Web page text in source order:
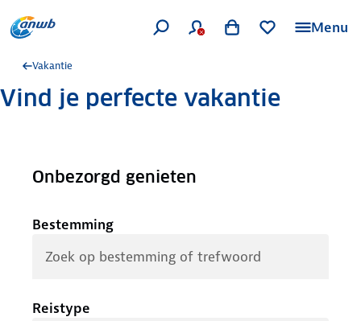
Menu
Vakantie
Vind je perfecte vakantie
Onbezorgd genieten
Bestemming
Reistype